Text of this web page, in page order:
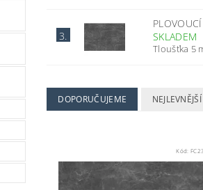
3.
SKLADEM
Tloušťka 5
DOPORUČUJEME NEJLEVNĚJŠÍ
Kód: